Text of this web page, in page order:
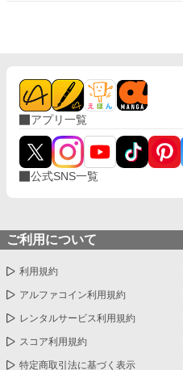
アプリ一覧
公式SNS一覧
ご利用について
利用規約
アルファコイン利用規約
レンタルサービス利用規約
スコア利用規約
特定商取引法に基づく表示